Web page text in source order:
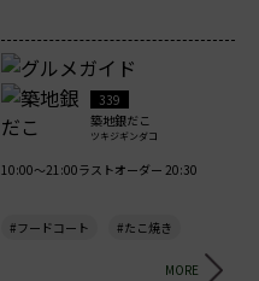
339
築地銀だこ
ツキジギンダコ
10:00～21:00ラストオーダー 20:30
#フードコート #たこ焼き
MORE